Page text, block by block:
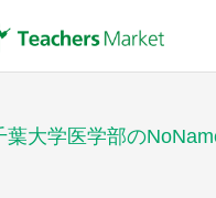
葉大学医学部の